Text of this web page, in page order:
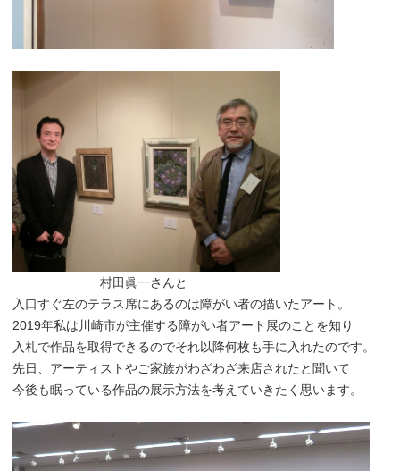
村田眞一さんと
入口すぐ左のテラス席にあるのは障がい者の描いたアート。
2019年私は川崎市が主催する障がい者アート展のことを知り
入札で作品を取得できるのでそれ以降何枚も手に入れたのです。
先日、アーティストやご家族がわざわざ来店されたと聞いて
今後も眠っている作品の展示方法を考えていきたく思います。